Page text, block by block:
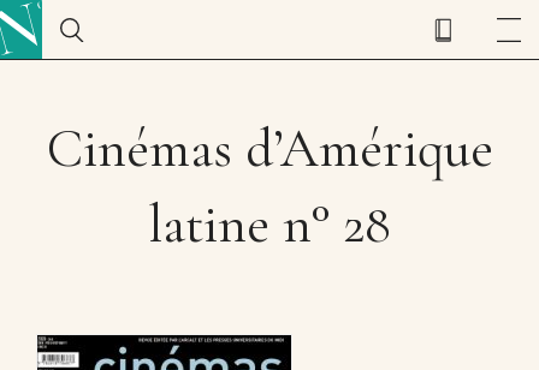
Cinémas d’Amérique
latine n° 28